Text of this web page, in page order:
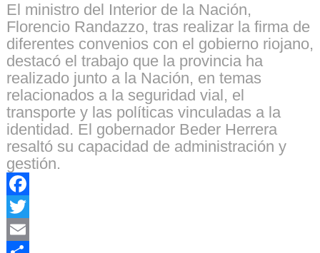
El ministro del Interior de la Nación,
Florencio Randazzo, tras realizar la firma de
diferentes convenios con el gobierno riojano,
destacó el trabajo que la provincia ha
realizado junto a la Nación, en temas
relacionados a la seguridad vial, el
transporte y las políticas vinculadas a la
identidad. El gobernador Beder Herrera
resaltó su capacidad de administración y
gestión.
Facebook
Twitter